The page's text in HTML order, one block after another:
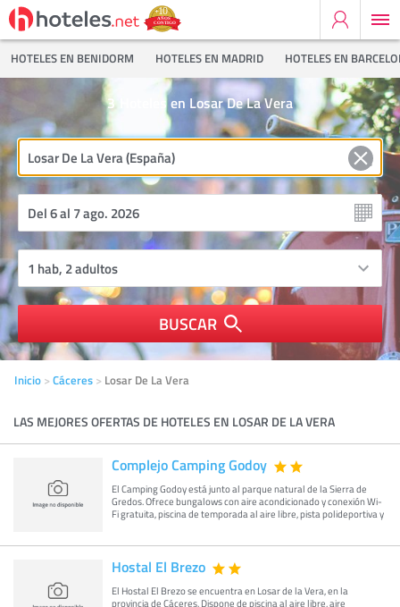
HOTELES EN BENIDORM HOTELES EN MADRID HOTELES EN
Hoteles en Losar De La Vera
3
BUSCAR
Inicio Cáceres Losar De La Vera
LAS MEJORES OFERTAS DE HOTELES EN LOSAR DE LA VERA
Complejo Camping Godoy
El Camping Godoy está junto al parque natural de la Sierra de
Gredos. Ofrece bungalows con aire acondicionado y conexión Wi-
Fi gratuita, piscina de temporada al aire libre, pista polideportiva y
Hostal El Brezo
El Hostal El Brezo se encuentra en Losar de la Vera, en la
provincia de Cáceres. Dispone de piscina al aire libre, aire